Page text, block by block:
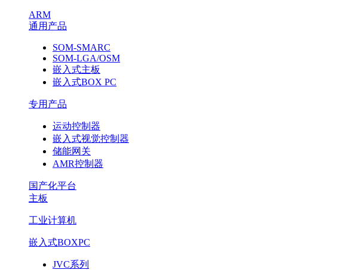
ARM
通用产品
SOM-SMARC
SOM-LGA/OSM
嵌入式主板
嵌入式BOX PC
专用产品
运动控制器
嵌入式视觉控制器
储能网关
AMR控制器
国产化平台
主板
工业计算机
嵌入式BOXPC
JVC系列